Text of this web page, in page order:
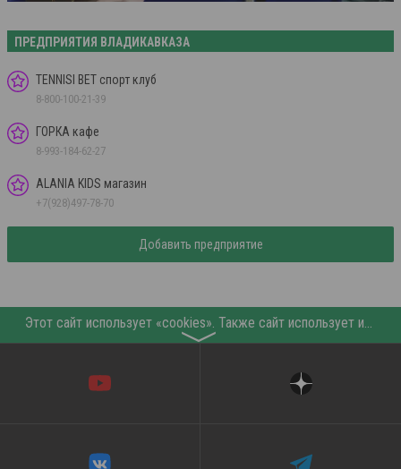
ПРЕДПРИЯТИЯ ВЛАДИКАВКАЗА
TENNISI BET спорт клуб
8-800-100-21-39
ГОРКА кафе
8-993-184-62-27
ALANIA KIDS магазин
+7(928)497-78-70
Добавить предприятие
Этот сайт использует «cookies». Также сайт использует интернет-сервис для сбора технических данных касательно посетителей с целью получения маркетинговой и статистической информации. Условия обработки данных посетителей сайта см.
〉